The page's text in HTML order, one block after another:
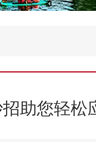
助您轻松